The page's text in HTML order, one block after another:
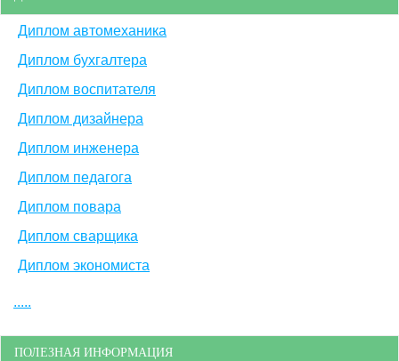
Диплом автомеханика
Диплом бухгалтера
Диплом воспитателя
Диплом дизайнера
Диплом инженера
Диплом педагога
Диплом повара
Диплом сварщика
Диплом экономиста
.....
ПОЛЕЗНАЯ ИНФОРМАЦИЯ